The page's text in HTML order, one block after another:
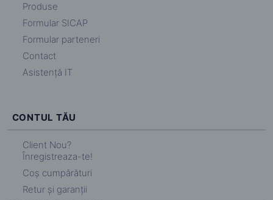
Produse
Formular SICAP
Formular parteneri
Contact
Asistență IT
CONTUL TĂU
Client Nou?
Înregistreaza-te!
Coș cumpărături
Retur și garanții